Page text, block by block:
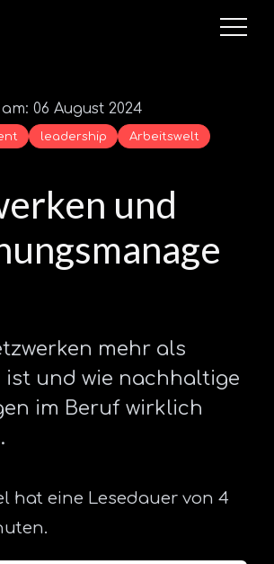
06 August 2024
leadership
Arbeitswelt
und
mehr als
ist und wie nachhaltige
im Beruf wirklich
hat eine Lesedauer von 4